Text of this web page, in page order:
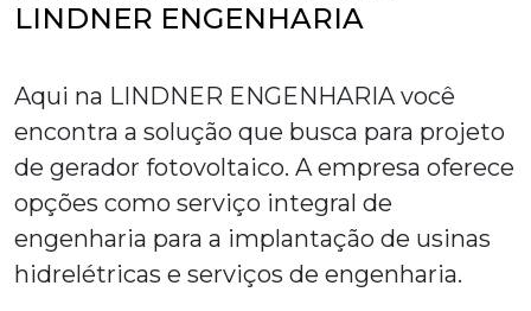
LINDNER ENGENHARIA
Aqui na LINDNER ENGENHARIA você
encontra a solução que busca para projeto
de gerador fotovoltaico. A empresa oferece
opções como serviço integral de
engenharia para a implantação de usinas
hidrelétricas e serviços de engenharia.